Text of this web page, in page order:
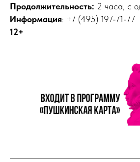
Продолжительность: 2 часа, с
Информация: +7 (495) 197-71-77
12+